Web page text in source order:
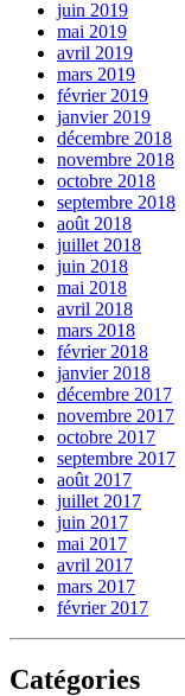
juin 2019
mai 2019
avril 2019
mars 2019
février 2019
janvier 2019
décembre 2018
novembre 2018
octobre 2018
septembre 2018
août 2018
juillet 2018
juin 2018
mai 2018
avril 2018
mars 2018
février 2018
janvier 2018
décembre 2017
novembre 2017
octobre 2017
septembre 2017
août 2017
juillet 2017
juin 2017
mai 2017
avril 2017
mars 2017
février 2017
Catégories